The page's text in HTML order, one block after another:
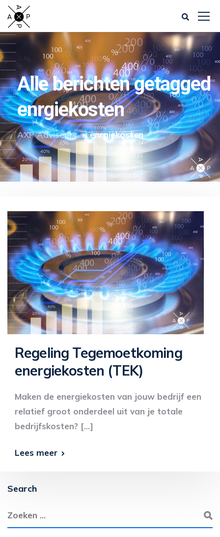
Alle berichten getagged
enrgiekosten
AXP Adviseurs enrgiekosten
Regeling Tegemoetkoming
energiekosten (TEK)
Maken de energiekosten van jouw bedrijf een
relatief groot onderdeel uit van je totale
bedrijfskosten? […]
Lees meer
Search